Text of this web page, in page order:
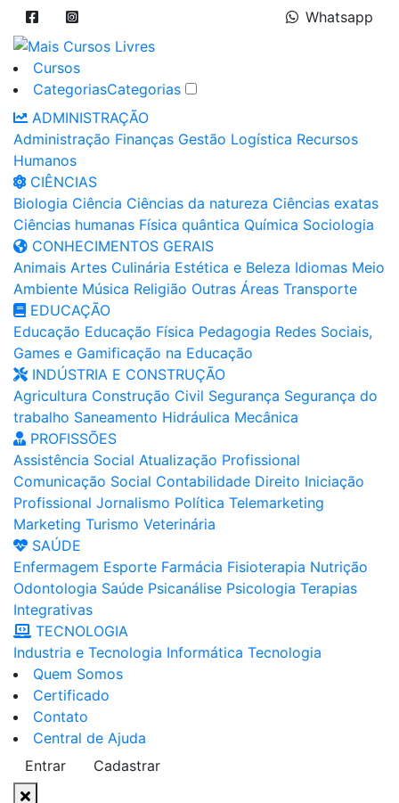
Whatsapp
Cursos
CategoriasCategorias
ADMINISTRAÇÃO
Administração Finanças Gestão Logística Recursos
Humanos
CIÊNCIAS
Biologia Ciência Ciências da natureza Ciências exatas
Ciências humanas Física quântica Química Sociologia
CONHECIMENTOS GERAIS
Animais Artes Culinária Estética e Beleza Idiomas Meio
Ambiente Música Religião Outras Áreas Transporte
EDUCAÇÃO
Educação Educação Física Pedagogia Redes Sociais,
Games e Gamificação na Educação
INDÚSTRIA E CONSTRUÇÃO
Agricultura Construção Civil Segurança Segurança do
trabalho Saneamento Hidráulica Mecânica
PROFISSÕES
Assistência Social Atualização Profissional
Comunicação Social Contabilidade Direito Iniciação
Profissional Jornalismo Política Telemarketing
Marketing Turismo Veterinária
SAÚDE
Enfermagem Esporte Farmácia Fisioterapia Nutrição
Odontologia Saúde Psicanálise Psicologia Terapias
Integrativas
TECNOLOGIA
Industria e Tecnologia Informática Tecnologia
Quem Somos
Certificado
Contato
Central de Ajuda
Entrar
Cadastrar